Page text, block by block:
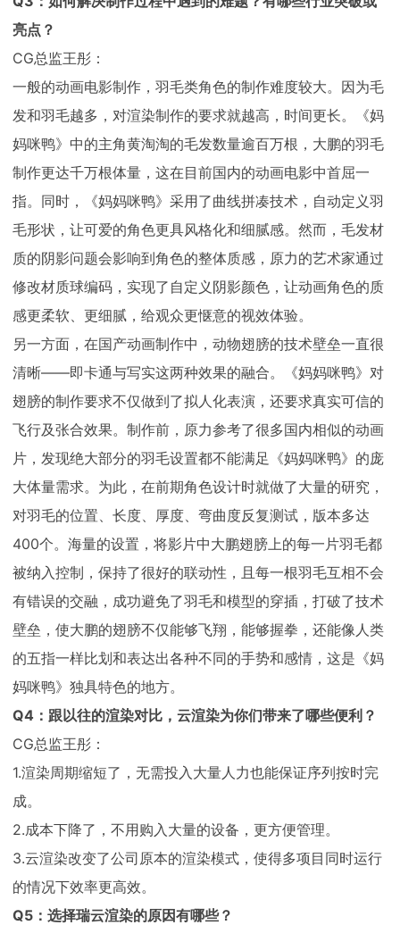
亮点？
CG总监王彤：
一般的动画电影制作，羽毛类角色的制作难度较大。因为毛
发和羽毛越多，对渲染制作的要求就越高，时间更长。《妈
妈咪鸭》中的主角黄淘淘的毛发数量逾百万根，大鹏的羽毛
制作更达千万根体量，这在目前国内的动画电影中首屈一
指。同时，《妈妈咪鸭》采用了曲线拼凑技术，自动定义羽
毛形状，让可爱的角色更具风格化和细腻感。然而，毛发材
质的阴影问题会影响到角色的整体质感，原力的艺术家通过
修改材质球编码，实现了自定义阴影颜色，让动画角色的质
感更柔软、更细腻，给观众更惬意的视效体验。
另一方面，在国产动画制作中，动物翅膀的技术壁垒一直很
清晰——即卡通与写实这两种效果的融合。《妈妈咪鸭》对
翅膀的制作要求不仅做到了拟人化表演，还要求真实可信的
飞行及张合效果。制作前，原力参考了很多国内相似的动画
片，发现绝大部分的羽毛设置都不能满足《妈妈咪鸭》的庞
大体量需求。为此，在前期角色设计时就做了大量的研究，
对羽毛的位置、长度、厚度、弯曲度反复测试，版本多达
400个。海量的设置，将影片中大鹏翅膀上的每一片羽毛都
被纳入控制，保持了很好的联动性，且每一根羽毛互相不会
有错误的交融，成功避免了羽毛和模型的穿插，打破了技术
壁垒，使大鹏的翅膀不仅能够飞翔，能够握拳，还能像人类
的五指一样比划和表达出各种不同的手势和感情，这是《妈
妈咪鸭》独具特色的地方。
Q4：跟以往的渲染对比，云渲染为你们带来了哪些便利？
CG总监王彤：
1.渲染周期缩短了，无需投入大量人力也能保证序列按时完
成。
2.成本下降了，不用购入大量的设备，更方便管理。
3.云渲染改变了公司原本的渲染模式，使得多项目同时运行
的情况下效率更高效。
Q5：选择瑞云渲染的原因有哪些？